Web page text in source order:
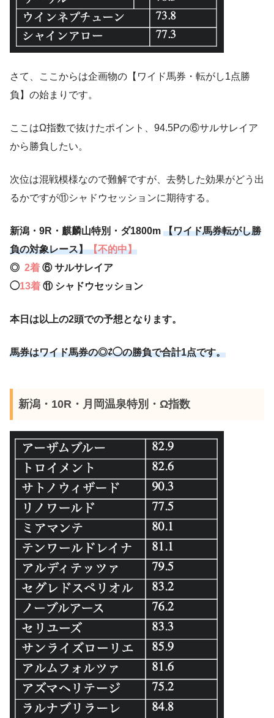
さて、ここからは企画物の【ワイド馬券・転がし1点勝
負】の始まりです。
ここはΩ指数で抜けたポイント、94.5Pの⑥サルサレイア
から勝負したい。
次位は混戦模様なので難解ですが、去勢した効果がどう出
るかですが⑪シャドウセッションに期待する。
新潟・9R・麒麟山特別・ダ1800m 【ワイド馬券転がし勝
負の対象レース】【不的中】
◎ 2着 ⑥ サルサレイア
◯13着 ⑪ シャドウセッション
本日は以上の2頭での予想となります。
馬券はワイド馬券の◎⇄◯の勝負で合計1点です。
新潟・10R・月岡温泉特別・Ω指数